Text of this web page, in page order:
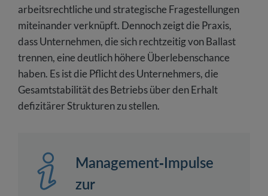
arbeitsrechtliche und strategische Fragestellungen
miteinander verknüpft. Dennoch zeigt die Praxis,
dass Unternehmen, die sich rechtzeitig von Ballast
trennen, eine deutlich höhere Überlebenschance
haben. Es ist die Pflicht des Unternehmers, die
Gesamtstabilität des Betriebs über den Erhalt
defizitärer Strukturen zu stellen.
Management-Impulse
zur